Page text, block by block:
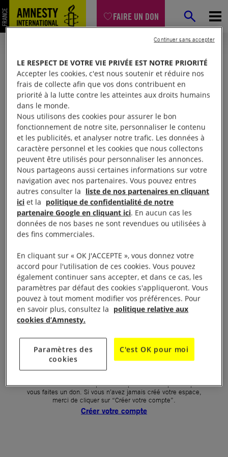
FAIRE UN DON
Mon espace
Connexion
Votre adresse email (obligatoire)
Mot de passe oublié ?
Un problème de connexion ?
Première connexion ?
La création de votre espace n’est pas automatique lorsque
vous faites un don. Si vous n’avez jamais créé votre espace,
merci de cliquer sur “Créer votre compte”.
Créer votre compte
LE RESPECT DE VOTRE VIE PRIVÉE EST NOTRE PRIORITÉ
Accepter les cookies, c'est nous soutenir et réduire nos
frais de collecte afin que vos dons contribuent en
priorité à la lutte contre les atteintes aux droits humains
dans le monde.
Nous utilisons des cookies pour assurer le bon
fonctionnement de notre site, personnaliser le contenu
et les publicités, et analyser notre trafic. Les données à
caractère personnel et les cookies que nous collectons
peuvent être utilisés pour personnaliser les annonces.
Nous partageons aussi certaines informations sur votre
navigation avec nos partenaires. Vous pouvez entres
autres consulter la liste de nos partenaires en cliquant
ici et la politique de confidentialité de notre
partenaire Google en cliquant ici. En aucun cas les
données de nos bases ne sont revendues ou utilisées à
des fins commerciales.
En cliquant sur « OK J'ACCEPTE », vous donnez votre
accord pour l'utilisation de ces cookies. Vous pouvez
également continuer sans accepter, et dans ce cas, les
paramètres par défaut des cookies s'appliqueront. Vous
pouvez à tout moment modifier vos préférences. Pour
en savoir plus, consultez la politique relative aux
cookies d’Amnesty.
Paramètres des
cookies
C'est OK pour moi
Continuer sans accepter